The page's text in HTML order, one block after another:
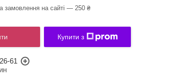
замовлення на сайті — 250 ₴
Купити з
61